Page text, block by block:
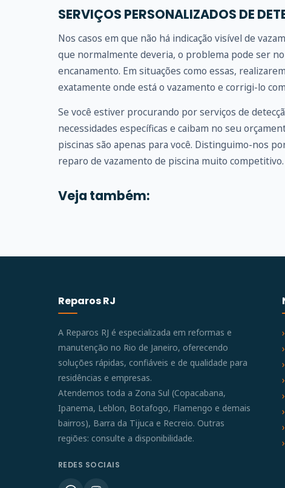
SERVIÇOS PERSONALIZADOS DE
Nos casos em que não há indicação visível de
que normalmente deveria, o problema pode ser
encanamento. Em situações como essas,
exatamente onde está o vazamento e corrigi-lo
Se você estiver procurando por serviços de
necessidades específicas e caibam no seu
piscinas são apenas para você. Distinguimo-nos
reparo de vazamento de piscina muito competitivo.
Veja também:
Reparos RJ
A Reparos RJ é especializada em reformas e
manutenção no Rio de Janeiro, oferecendo
soluções rápidas, confiáveis e de qualidade para
residências e empresas.
Atendemos toda a Zona Sul (Copacabana,
Ipanema, Leblon, Botafogo, Flamengo e demais
bairros), Barra da Tijuca e Recreio. Outras
regiões: consulte a disponibilidade.
REDES SOCIAIS